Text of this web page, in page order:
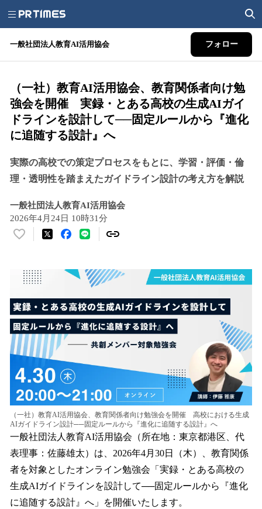
一般社団法人教育AI活用協会 フォロー
（一社）教育AI活用協会、教育関係者向け勉
強会を開催 実録・とある高校の生成AIガイ
ドラインを設計して──固定ルールから『進化
に追随する設計』へ
実際の高校での策定プロセスをもとに、学習・評価・倫
理・透明性を踏まえたガイドライン設計の考え方を解説
一般社団法人教育AI活用協会
2026年4月24日 10時31分
い
！
を
読
み
込
み
で
す
（一社）教育AI活用協会、教育関係者向け勉強会を開催 高校における生成
AIガイドライン設計──固定ルールから『進化に追随する設計』へ
一般社団法人教育AI活用協会（所在地：東京都港区、代
表理事：佐藤雄太）は、2026年4月30日（木）、教育関係
者を対象としたオンライン勉強会「実録・とある高校の
生成AIガイドラインを設計して──固定ルールから『進化
に追随する設計』へ」を開催いたします。